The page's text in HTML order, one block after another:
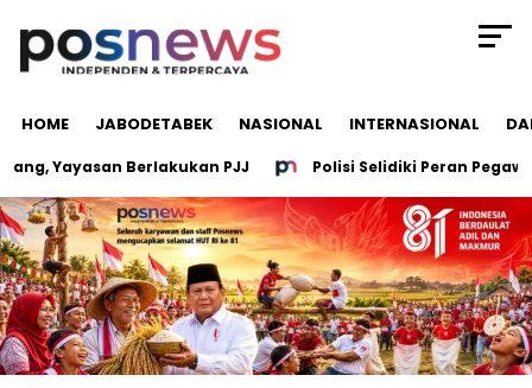
HOME JABODETABEK NASIONAL INTERNASIONAL
Berlakukan PJJ Polisi Selidiki Peran Pegawai